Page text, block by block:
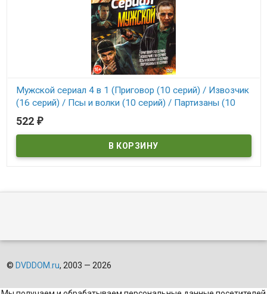
Мужской сериал 4 в 1 (Приговор (10 серий) / Извозчик
(16 серий) / Псы и волки (10 серий) / Партизаны (10
серий))
522 ₽
© DVDDOM.ru, 2003 — 2026